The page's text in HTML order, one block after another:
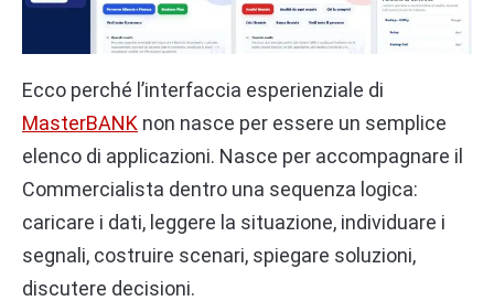
Ecco perché l’interfaccia esperienziale di
MasterBANK non nasce per essere un semplice
elenco di applicazioni. Nasce per accompagnare il
Commercialista dentro una sequenza logica:
caricare i dati, leggere la situazione, individuare i
segnali, costruire scenari, spiegare soluzioni,
discutere decisioni.